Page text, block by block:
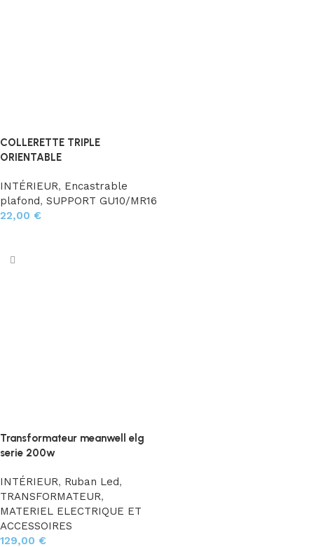
COLLERETTE TRIPLE
ORIENTABLE
INTÉRIEUR, Encastrable
plafond, SUPPORT GU10/MR16
22,00 €
Transformateur meanwell elg
serie 200w
INTÉRIEUR, Ruban Led,
TRANSFORMATEUR,
MATERIEL ELECTRIQUE ET
ACCESSOIRES
129,00 €